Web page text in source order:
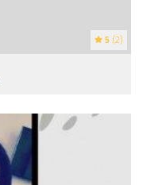
5 (2)